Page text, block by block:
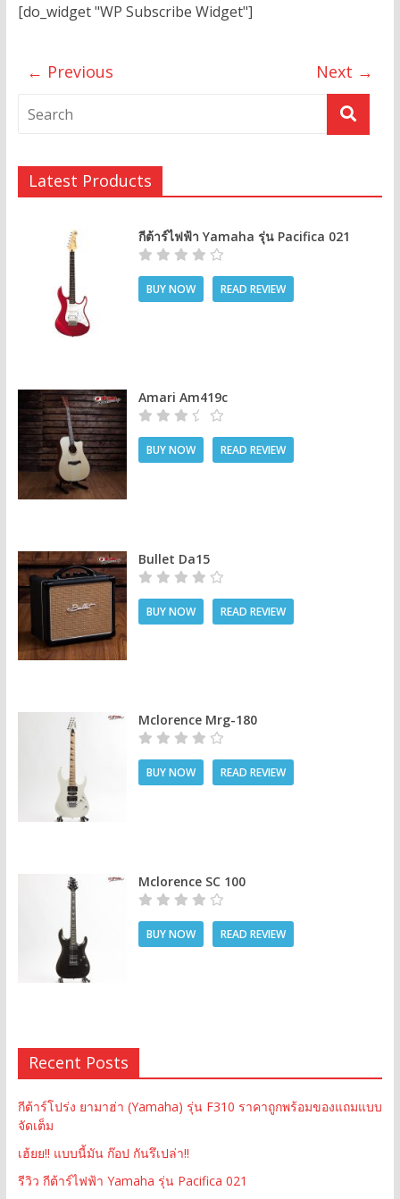
[do_widget "WP Subscribe Widget"]
← Previous Next →
Latest Products
กีต้าร์ไฟฟ้า Yamaha รุ่น Pacifica 021
BUY NOW READ REVIEW
Amari Am419c
BUY NOW READ REVIEW
Bullet Da15
BUY NOW READ REVIEW
Mclorence Mrg-180
BUY NOW READ REVIEW
Mclorence SC 100
BUY NOW READ REVIEW
Recent Posts
กีต้าร์โปร่ง ยามาฮ่า (Yamaha) รุ่น F310 ราคาถูกพร้อมของแถมแบบ
จัดเต็ม
เฮ้ยย!! แบบนี้มัน ก๊อป กันรึเปล่า!!
รีวิว กีต้าร์ไฟฟ้า Yamaha รุ่น Pacifica 021